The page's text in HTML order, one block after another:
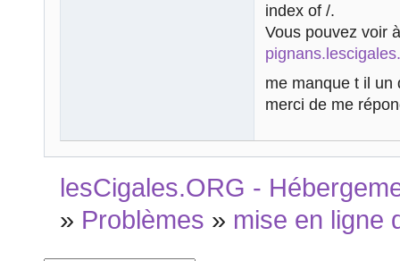
index of /.
Vous pouvez voir
me manque t il
merci de me
lesCigales.ORG -
» Problèmes » mise en ligne